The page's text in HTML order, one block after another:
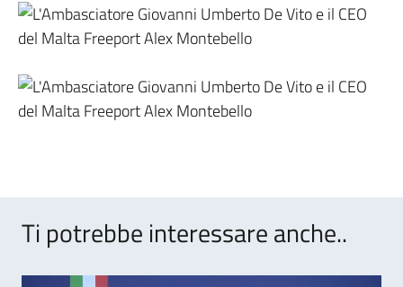
Ti potrebbe interessare anche..